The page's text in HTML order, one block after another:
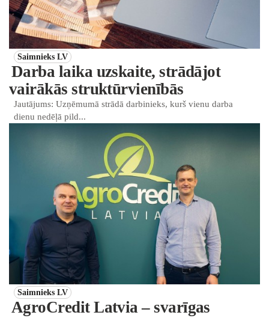
Saimnieks LV
Darba laika uzskaite, strādājot
vairākās struktūrvienībās
Jautājums: Uzņēmumā strādā darbinieks, kurš vienu darba
dienu nedēļā pild...
Saimnieks LV
AgroCredit Latvia – svarīgas